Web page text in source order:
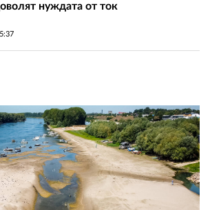
нуждата от ток